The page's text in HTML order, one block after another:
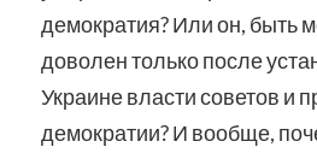
демократия? Или он, быть
доволен только после
Украине власти советов и
демократии? И вообще,